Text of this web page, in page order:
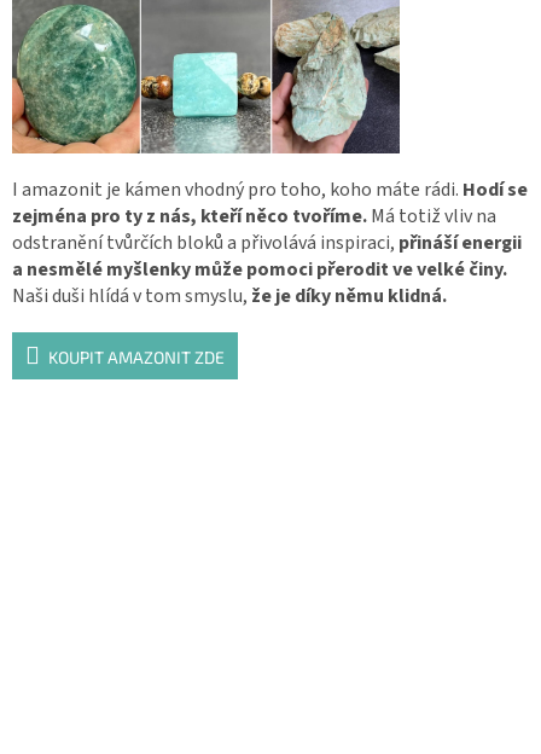
I amazonit je kámen vhodný pro toho, koho máte rádi. Hodí se
zejména pro ty z nás, kteří něco tvoříme.Má totiž vliv na
odstranění tvůrčích bloků a přivolává inspiraci, přináší energii
a nesmělé myšlenky může pomoci přerodit ve velké činy.
Naši duši hlídá v tom smyslu, že je díky němu klidná.
KOUPIT AMAZONIT ZDE